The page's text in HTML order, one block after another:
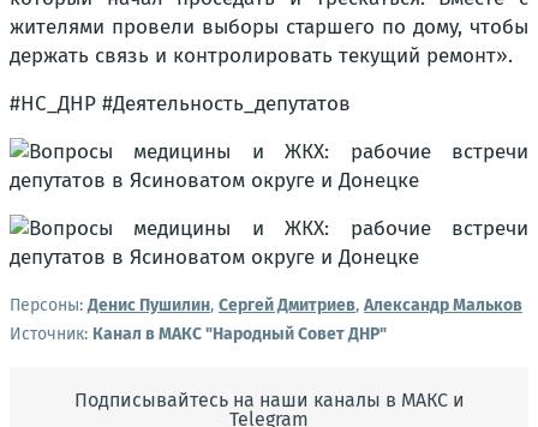
жителями провели выборы старшего по дому, чтобы
держать связь и контролировать текущий ремонт».
#НС_ДНР #Деятельность_депутатов
Персоны: Денис Пушилин, Сергей Дмитриев, Александр Мальков
Источник: Канал в МАКС "Народный Совет ДНР"
Подписывайтесь на наши каналы в МАКС и
Telegram